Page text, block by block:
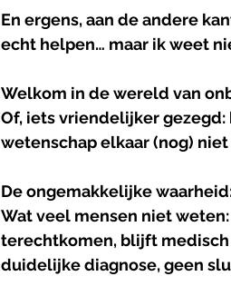
En ergens, aan de andere
echt helpen… maar ik weet
Welkom in dewereld van
Of, iets vriendelijker
wetenschap elkaar (nog)
Deongemakkelijkewaarheid
Wat veel mensen niet
terechtkomen, blijft medisch
duidelijke diagnose, geen